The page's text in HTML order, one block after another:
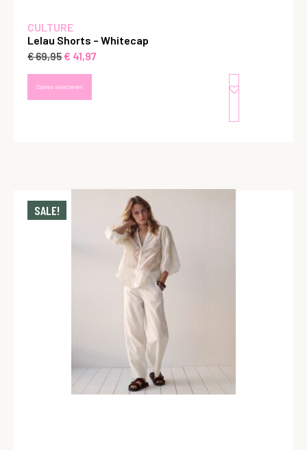
CULTURE
Lelau Shorts – Whitecap
€69,95€ 41,97
Opties selecteren
SALE!